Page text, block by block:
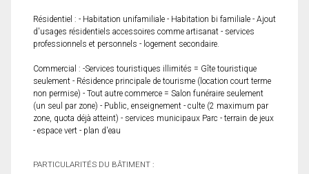
Résidentiel : - Habitation unifamiliale - Habitation bi familiale - Ajout
d'usages résidentiels accessoires comme artisanat - services
professionnels et personnels - logement secondaire.
Commercial : -Services touristiques illimités = Gîte touristique
seulement - Résidence principale de tourisme (location court terme
non permise) - Tout autre commerce = Salon funéraire seulement
(un seul par zone) - Public, enseignement - culte (2 maximum par
zone, quota déjà atteint) - services municipaux Parc - terrain de jeux
- espace vert - plan d'eau
PARTICULARITÉS DU BÂTIMENT :